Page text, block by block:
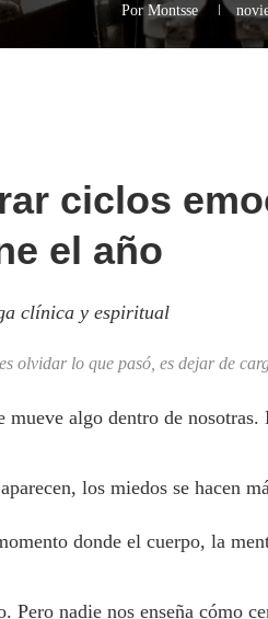
PorMontsse
ciclos
el año
clínica y espiritual
olvidar lo que pasó, es dejar de
algo dentro de
los miedos se hacen
donde el cuerpo, la
Pero nadie nos enseña cómo